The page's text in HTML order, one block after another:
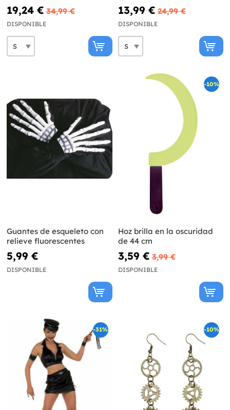
19,24 € 34,99 €
DISPONIBLE
13,99 € 24,99 €
DISPONIBLE
Guantes de esqueleto con
relieve fluorescentes
5,99 €
DISPONIBLE
-10%
Hoz brilla en la oscuridad
de 44 cm
3,59 € 3,99 €
DISPONIBLE
-31% -10%